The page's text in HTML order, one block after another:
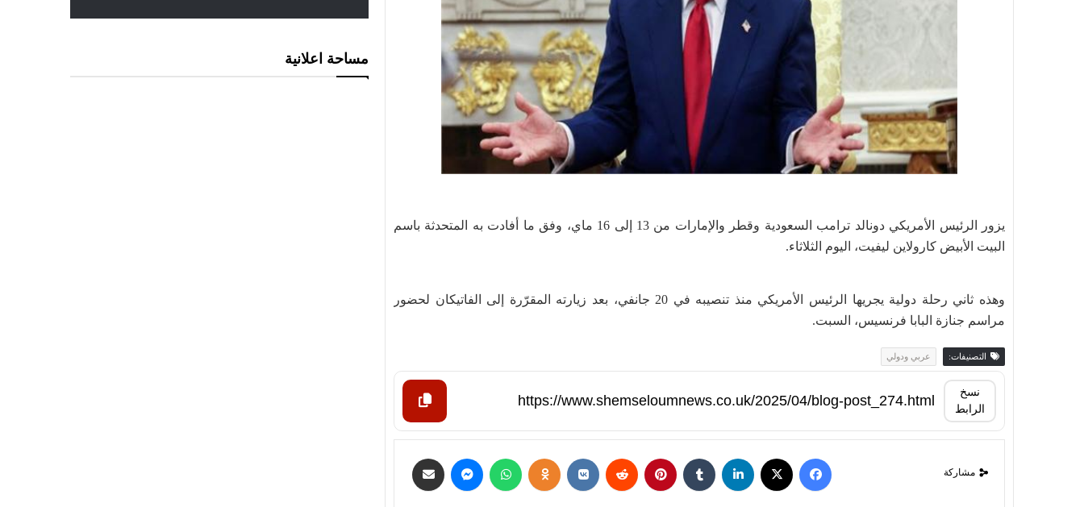
يزور الرئيس الأمريكي دونالد ترامب السعودية وقطر والإمارات من 13 إلى 16 ماي، وفق ما أفادت به المتحدثة باسم
البيت الأبيض كارولاين ليفيت، اليوم الثلاثاء.
وهذه ثاني رحلة دولية يجريها الرئيس الأمريكي منذ تنصيبه في 20 جانفي، بعد زيارته المقرّرة إلى الفاتيكان لحضور
مراسم جنازة البابا فرنسيس، السبت.
التصنيفات: عربي ودولي
نسخ
الرابط
مشاركة
مساحة اعلانية